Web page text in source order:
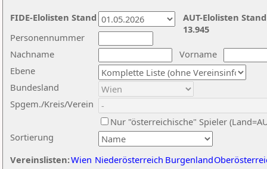
Nachname
Vorname
Ebene
Sortierung
Personennummer
Bundesland
Spgem./Kreis/Verein
Nur "österreichische" Spieler
Vereinslisten:Wien Niederösterreich Burgenland
AUT-Elolisten
13.945
FIDE-Elolisten Stand